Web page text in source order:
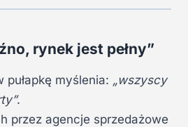
rynek jest pełny”
pułapkę myślenia: „wszyscy
.
przez agencje sprzedażowe